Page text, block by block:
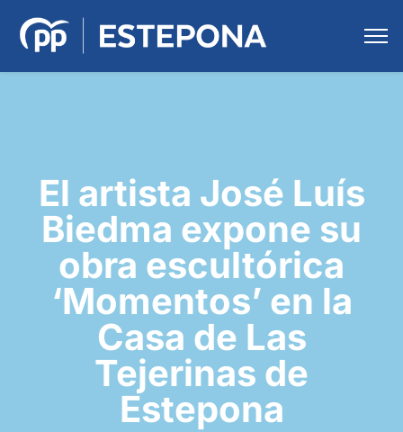
El artista José Luís
Biedma expone su
obra escultórica
‘Momentos’ en la
Casa de Las
Tejerinas de
Estepona